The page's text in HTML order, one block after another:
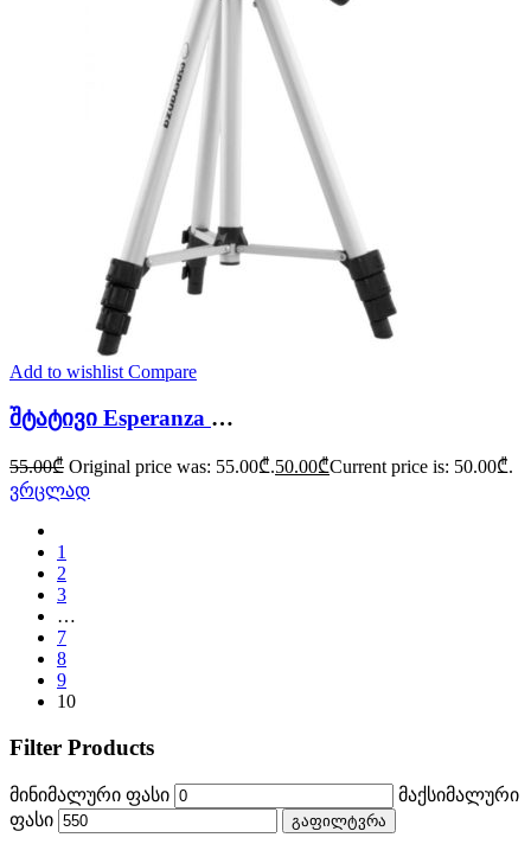
Add to wishlist Compare
შტატივი Esperanza EF110
55.00₾ Original price was: 55.00₾.50.00₾Current price is: 50.00₾.
ვრცლად
1
2
3
…
7
8
9
10
Filter Products
მინიმალური ფასი
მაქსიმალური
ფასი
გაფილტვრა